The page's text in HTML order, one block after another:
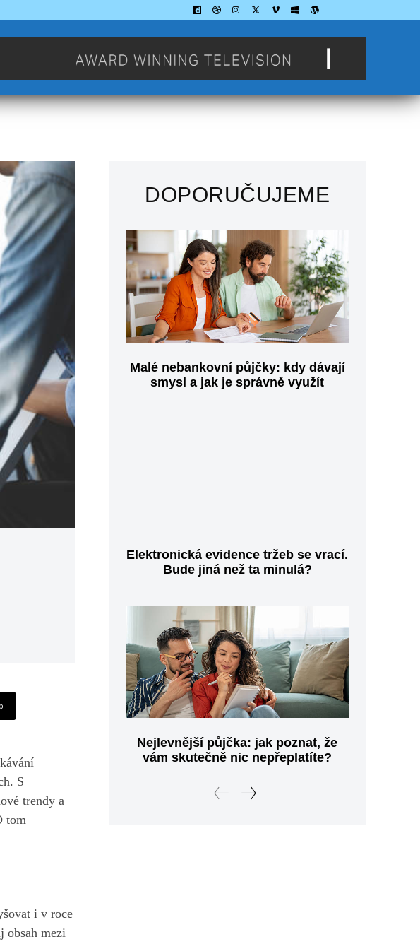
S
trendy a
tom
i v roce
obsah mezi
DOPORUČUJEME
Malé nebankovní půjčky: kdy dávají
smysl a jak je správně využít
Elektronická evidence tržeb se vrací.
Bude jiná než ta minulá?
Nejlevnější půjčka: jak poznat, že
vám skutečně nic nepřeplatíte?